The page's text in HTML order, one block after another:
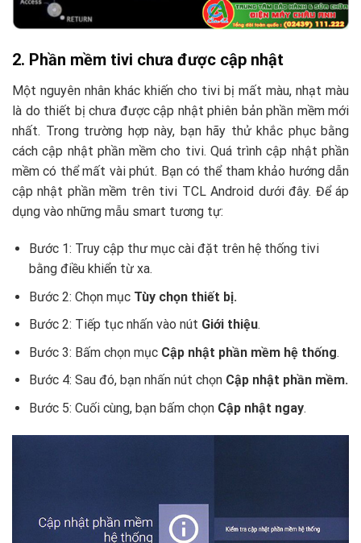
2. Phần mềm tivi chưa được cập nhật
Một nguyên nhân khác khiến cho tivi bị mất màu, nhạt màu
là do thiết bị chưa được cập nhật phiên bản phần mềm mới
nhất. Trong trường hợp này, bạn hãy thử khắc phục bằng
cách cập nhật phần mềm cho tivi. Quá trình cập nhật phần
mềm có thể mất vài phút. Bạn có thể tham khảo hướng dẫn
cập nhật phần mềm trên tivi TCL Android dưới đây. Để áp
dụng vào những mẫu smart tương tự:
Bước 1: Truy cập thư mục cài đặt trên hệ thống tivi
bằng điều khiển từ xa.
Bước 2: Chọn mục Tùy chọn thiết bị.
Bước 2: Tiếp tục nhấn vào nút Giới thiệu.
Bước 3: Bấm chọn mục Cập nhật phần mềm hệ thống.
Bước 4: Sau đó, bạn nhấn nút chọn Cập nhật phần mềm.
Bước 5: Cuối cùng, bạn bấm chọn Cập nhật ngay.